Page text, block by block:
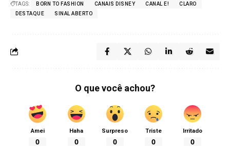
TAGS: BORN TO FASHION CANAIS DISNEY CANAL E!
CLARO
DESTAQUE
SINAL ABERTO
O que você achou?
Amei
0
Haha
0
Surpreso
0
Triste
0
Irritado
0